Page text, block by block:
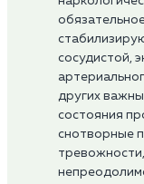
сосудистой,
других
состояния
снотворные